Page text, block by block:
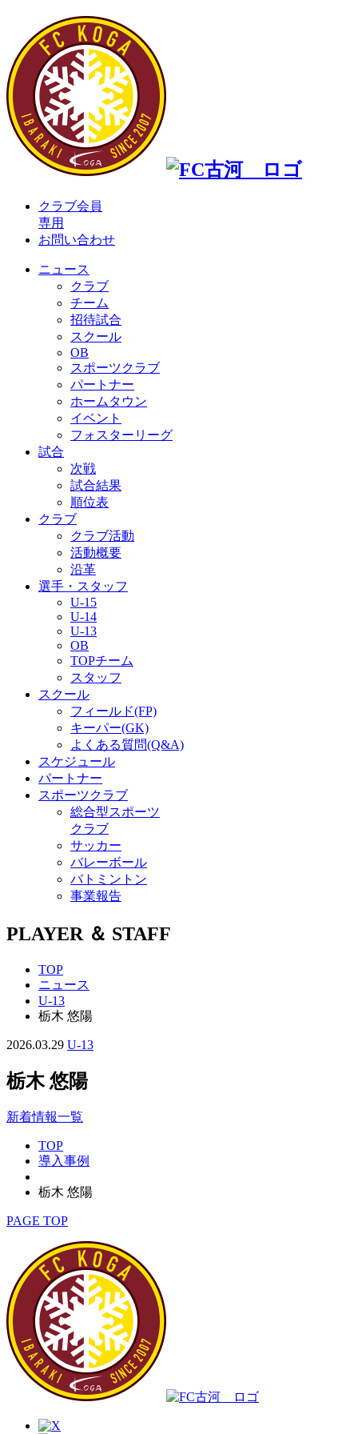
クラブ会員
専用
お問い合わせ
ニュース
クラブ
チーム
招待試合
スクール
OB
スポーツクラブ
パートナー
ホームタウン
イベント
フォスターリーグ
試合
次戦
試合結果
順位表
クラブ
クラブ活動
活動概要
沿革
選手・スタッフ
U-15
U-14
U-13
OB
TOPチーム
スタッフ
スクール
フィールド(FP)
キーパー(GK)
よくある質問(Q&A)
スケジュール
パートナー
スポーツクラブ
総合型スポーツ
クラブ
サッカー
バレーボール
バトミントン
事業報告
PLAYER ＆ STAFF
TOP
ニュース
U-13
栃木 悠陽
2026.03.29 U-13
栃木 悠陽
新着情報一覧
TOP
導入事例
栃木 悠陽
PAGE TOP